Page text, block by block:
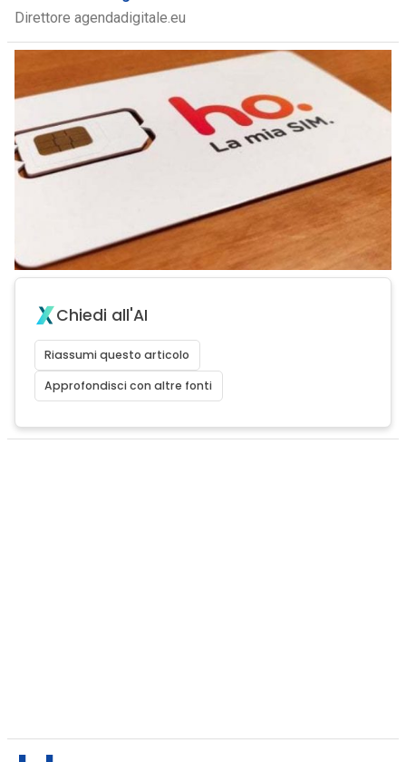
Direttore agendadigitale.eu
Chiedi all'AI
Riassumi questo articolo
Approfondisci con altre fonti